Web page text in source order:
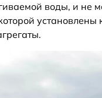
воды, и не